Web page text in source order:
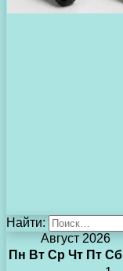
Найти:
Август 2026
Пн Вт Ср Чт Пт Сб